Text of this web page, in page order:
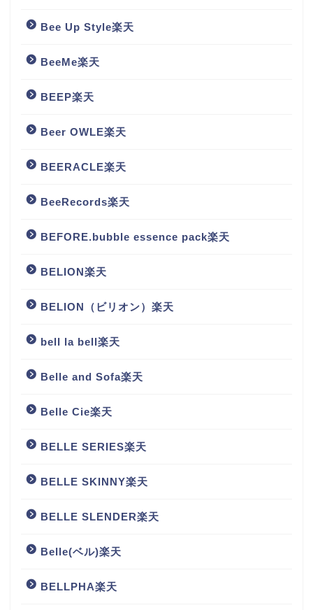
Bee Up Style楽天
BeeMe楽天
BEEP楽天
Beer OWLE楽天
BEERACLE楽天
BeeRecords楽天
BEFORE.bubble essence pack楽天
BELION楽天
BELION（ビリオン）楽天
bell la bell楽天
Belle and Sofa楽天
Belle Cie楽天
BELLE SERIES楽天
BELLE SKINNY楽天
BELLE SLENDER楽天
Belle(ベル)楽天
BELLPHA楽天